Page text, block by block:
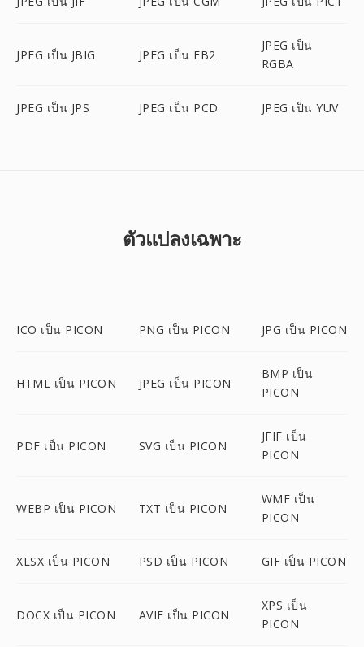
JPEG เป็น JBIG JPEG เป็น FB2
JPEG เป็น
RGBA
JPEG เป็น JPS JPEG เป็น PCD JPEG เป็น YUV
ตัวแปลงเฉพาะ
ICO เป็น PICON PNG เป็น PICON JPG เป็น PICON
HTML เป็น PICON JPEG เป็น PICON
BMP เป็น
PICON
PDF เป็น PICON SVG เป็น PICON
JFIF เป็น
PICON
WEBP เป็น PICON TXT เป็น PICON
WMF เป็น
PICON
XLSX เป็น PICON PSD เป็น PICON GIF เป็น PICON
DOCX เป็น PICON AVIF เป็น PICON
XPS เป็น
PICON